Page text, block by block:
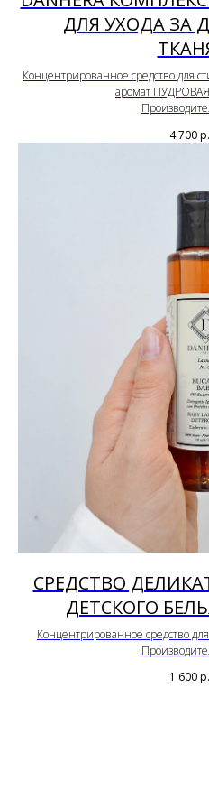
ДЛЯ УХОДА ЗА
Концентрированное средство для
аромат
4 700р.
СРЕДСТВО
ДЕТСКОГО
Концентрированное средство
1 600р.